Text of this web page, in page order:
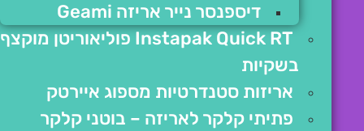
דיספנסר נייר אריזה Geami
Instapak Quick RT פוליאוריטן מוקצף
בשקיות
אריזות סטנדרטיות מספוג איירטק
פתיתי קלקר לאריזה – בוטני קלקר